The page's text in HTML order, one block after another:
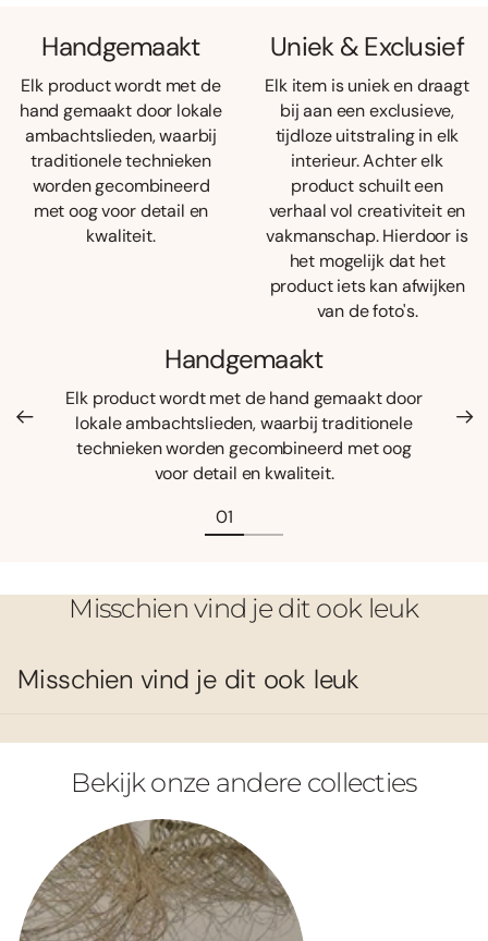
Handgemaakt
Elk product wordt met de
hand gemaakt door lokale
ambachtslieden, waarbij
traditionele technieken
worden gecombineerd
met oog voor detail en
kwaliteit.
Uniek & Exclusief
Elk item is uniek en draagt
bij aan een exclusieve,
tijdloze uitstraling in elk
interieur. Achter elk
product schuilt een
verhaal vol creativiteit en
vakmanschap. Hierdoor is
het mogelijk dat het
product iets kan afwijken
van de foto's.
Handgemaakt
Elk product wordt met de hand gemaakt door
lokale ambachtslieden, waarbij traditionele
technieken worden gecombineerd met oog
voor detail en kwaliteit.
Misschien vind je dit ook leuk
Misschien vind je dit ook leuk
Bekijk onze andere collecties